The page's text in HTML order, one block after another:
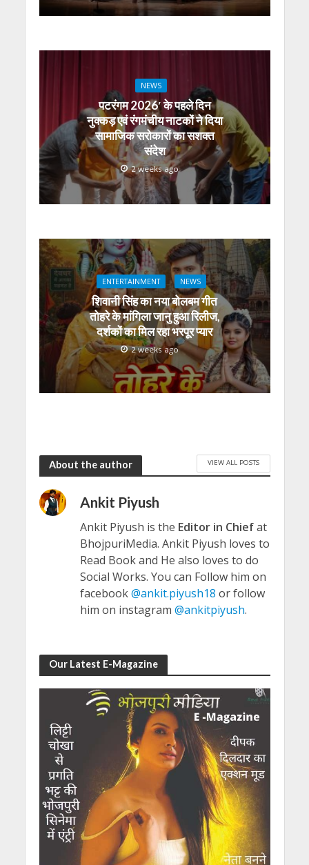
NEWS
पटरंगम 2026′ के पहले दिन
नुक्कड़ एवं रंगमंचीय नाटकों ने दिया
सामाजिक सरोकारों का सशक्त
संदेश
2 weeks ago
ENTERTAINMENT NEWS
शिवानी सिंह का नया बोलबम गीत
तोहरे के मांगिला जानु हुआ रिलीज,
दर्शकों का मिल रहा भरपूर प्यार
2 weeks ago
About the author VIEW ALL POSTS
Ankit Piyush
Ankit Piyush is the Editor in Chiefat
BhojpuriMedia. Ankit Piyush loves to
Read Book and He also loves to do
Social Works. You can Follow him on
facebook@ankit.piyush18 or follow
him on instagram @ankitpiyush.
Our Latest E-Magazine